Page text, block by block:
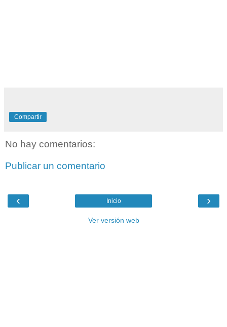
Compartir
No hay comentarios:
Publicar un comentario
‹ ›
Inicio
Ver versión web